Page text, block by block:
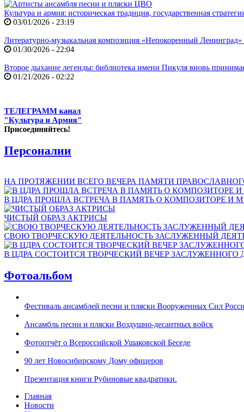
Культура и армия: историческая традиция, государственная
03/01/2026 - 23:19
Литературно-музыкальная композиция «Непокоренный
01/30/2026 - 22:04
Второе дыхание легенды: библиотека имени Пикуля вновь
01/21/2026 - 02:22
ТЕЛЕГРАММ канал
"Культура и Армия"
Присоединяйтесь!
Персоналии
НА ПРОТЯЖЕНИИ ВСЕГО ВЕЧЕРА ПАМЯТИ
В ЦДРА ПРОШЛА ВСТРЕЧА В ПАМЯТЬ О КОМПОЗИТОРЕ И
ЧИСТЫЙ ОБРАЗ АКТРИСЫ
СВОЮ ТВОРЧЕСКУЮ ДЕЯТЕЛЬНОСТЬ ЗАСЛУЖЕННЫЙ
В ЦДРА СОСТОИТСЯ ТВОРЧЕСКИЙ ВЕЧЕР
Фотоальбом
Фестиваль ансамблей песни и пляски Вооруженных Сил
Ансамбль песни и пляски Воздушно-десантных войск
Фотоотчёт о Всероссийской Ушаковской Беседе
90 лет Новосибирскому Дому офицеров
Презентация книги Рубиновые квадратики.
Главная
Новости